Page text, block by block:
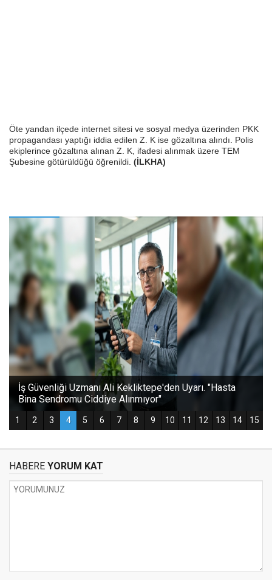
Öte yandan ilçede internet sitesi ve sosyal medya üzerinden PKK
propagandası yaptığı iddia edilen Z. K ise gözaltına alındı. Polis
ekiplerince gözaltına alınan Z. K, ifadesi alınmak üzere TEM
Şubesine götürüldüğü öğrenildi. (İLKHA)
HABERE YORUM KAT